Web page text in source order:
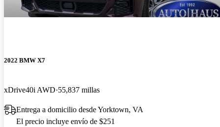
2022 BMW X7
xDrive40i AWD 55,837 millas
Entrega a domicilio desde Yorktown, VA
El precio incluye envío de $251